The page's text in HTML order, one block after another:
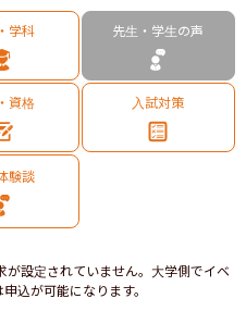
学科 先生・学生の声
資格 入試対策
験談
設定されていません。大学側でイベ
込が可能になります。